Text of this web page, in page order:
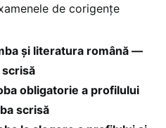
de corigențe
și literatura română —
obligatorie a profilului
scrisă